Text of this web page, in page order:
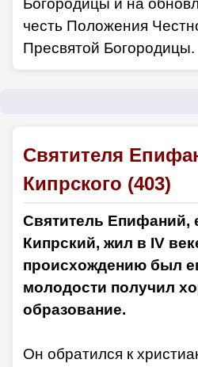
Богородицы и на
честь Положения
Пресвятой Богородицы.
Святителя
Кипрского (403)
Святитель Епифаний,
Кипрский, жил в IV
происхождению был
молодости получил
образование.
Он обратился к